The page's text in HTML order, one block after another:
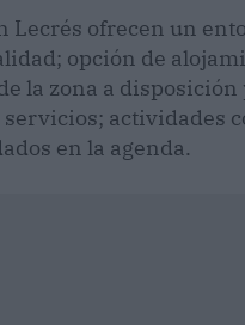
Lecrés ofrecen un
opción de
la zona a
servicios; actividades
en la agenda.